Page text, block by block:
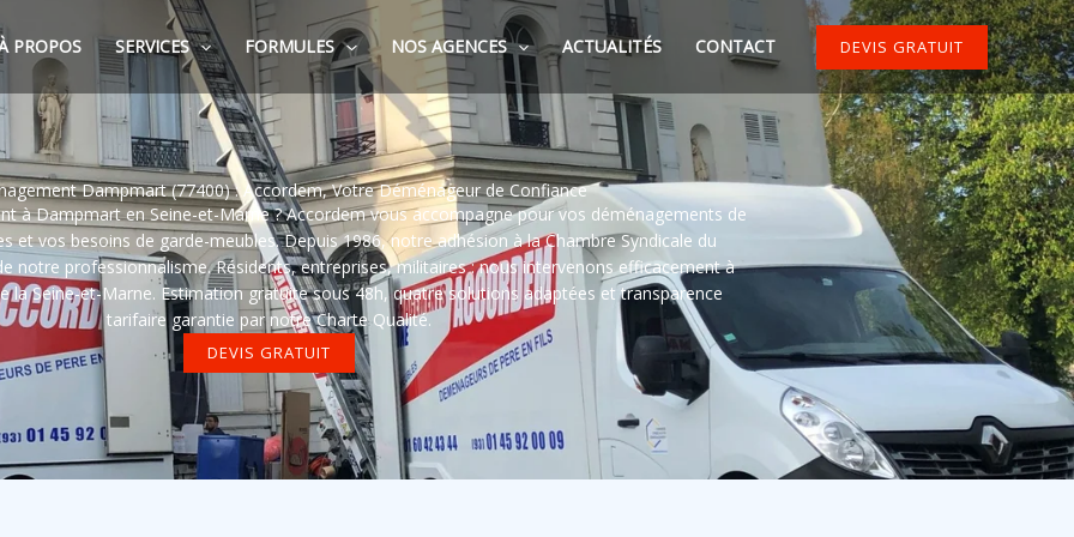
PROPOS SERVICES FORMULES NOS AGENCES ACTUALITÉS CONTACT DEVIS GRATUIT
Dampmart (77400) : Accordem, Votre Déménageur de Confiance
à Dampmart en Seine-et-Marne ? Accordem vous accompagne pour vos déménagements de
et vos besoins de garde-meubles. Depuis 1986, notre adhésion à la Chambre Syndicale du
notre professionnalisme. Résidents, entreprises, militaires : nous intervenons efficacement à
la Seine-et-Marne. Estimation gratuite sous 48h, quatre solutions adaptées et transparence
tarifaire garantie par notre Charte Qualité.
DEVIS GRATUIT